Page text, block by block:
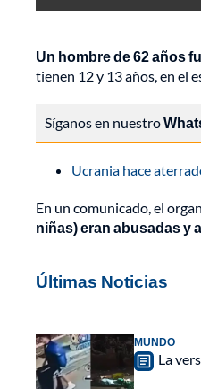
Un hombre de 62 años
tienen 12 y 13 años, en el
Síganos en nuestro
Ucrania hace
En un comunicado, el
niñas) eran abusadas y
Últimas Noticias
MUNDO
La